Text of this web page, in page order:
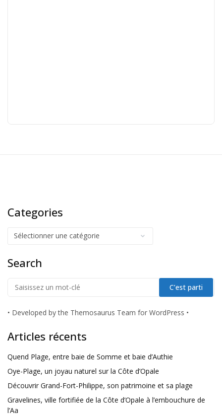
Categories
Search
• Developed by the Themosaurus Team for WordPress •
Articles récents
Quend Plage, entre baie de Somme et baie d’Authie
Oye-Plage, un joyau naturel sur la Côte d’Opale
Découvrir Grand-Fort-Philippe, son patrimoine et sa plage
Gravelines, ville fortifiée de la Côte d’Opale à l’embouchure de
l’Aa